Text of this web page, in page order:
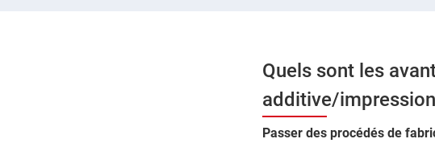
Quels sont les
additive/
Passer des procédés de